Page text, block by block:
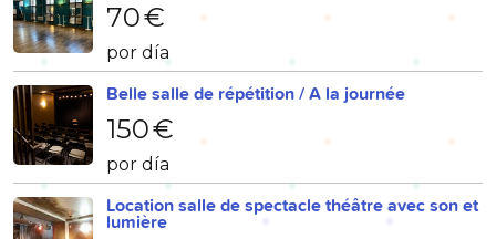
70 €
por día
Belle salle de répétition / A la journée
150 €
por día
Location salle de spectacle théâtre avec son et
lumière